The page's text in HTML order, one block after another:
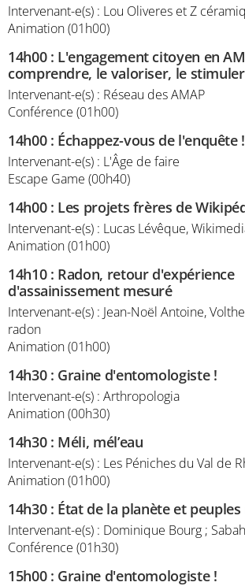
Intervenant-e(s) : Lou Oliveres et Z
Animation (01h00)
14h00: L'engagement citoyen en
comprendre, le valoriser, le stimuler
Intervenant-e(s) : Réseau des AMAP
Conférence (01h00)
14h00: Échappez-vous de l'enquête !
Intervenant-e(s) : L'Âge de faire
Escape Game (00h40)
14h00: Les projets frères de
Intervenant-e(s) : Lucas Lévêque,
Animation (01h00)
14h10: Radon, retour d'expérience
d'assainissement mesuré
Intervenant-e(s) : Jean-Noël Antoine,
radon
Animation (01h00)
14h30: Graine d'entomologiste !
Intervenant-e(s) : Arthropologia
Animation (00h30)
14h30: Méli, mél’eau
Intervenant-e(s) : Les Péniches du Val de
Animation (01h00)
14h30: État de la planète et peuples
Intervenant-e(s) : Dominique Bourg ;
Conférence (01h30)
15h00: Graine d'entomologiste !